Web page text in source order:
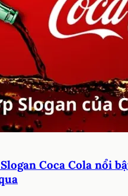
Coca Cola nổi